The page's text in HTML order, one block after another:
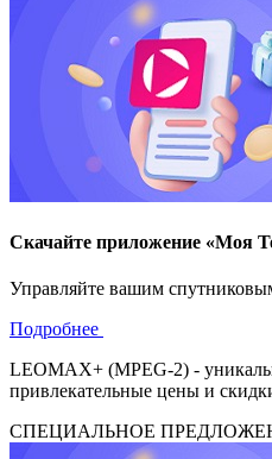
Скачайте приложение «Моя
Управляйте вашим
Подробнее
LEOMAX+ (MPEG-2) -
привлекательные цены и
СПЕЦИАЛЬНОЕ